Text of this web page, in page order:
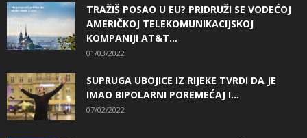
TRAŽIŠ POSAO U EU? PRIDRUŽI SE VODEĆOJ
AMERIČKOJ TELEKOMUNIKACIJSKOJ
KOMPANIJI AT&T...
01/03/2022
SUPRUGA UBOJICE IZ RIJEKE TVRDI DA JE
IMAO BIPOLARNI POREMEĆAJ I...
07/02/2022